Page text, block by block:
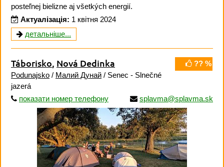
posteľnej bielizne aj všetkých energií.
Актуалізація: 1 квітня 2024
детальніше...
?? %
Táborisko, Nová Dedinka
Podunajsko / Малий Дунай / Senec - Slnečné
jazerá
показати номер телефону
splavma@splavma.sk